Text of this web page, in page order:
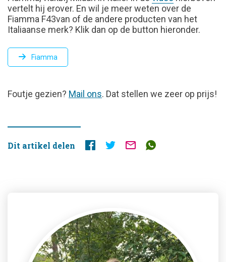
vertelt hij erover. En wil je meer weten over de
Fiamma F43van of de andere producten van het
Italiaanse merk? Klik dan op de button hieronder.
Fiamma
FOUTJE
Foutje gezien? Mail ons. Dat stellen we zeer op prijs!
Dit artikel delen